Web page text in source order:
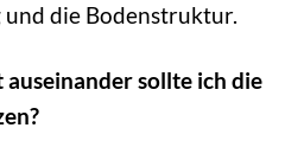
die Bodenstruktur.
sollte ich die